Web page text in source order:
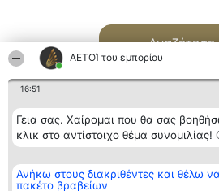
ΑΕΤΟΊ του εμπορίου
16:51
Γεια σας. Χαίρομαι που θα σας
κλικ στο αντίστοιχο θέμα συνομιλίας!
Ανήκω στους διακριθέντες και θέλω
πακέτο βραβείων
Αναζήτηση
Διοργανωτής της
κατάταξης
BEAUTIFUL COMPANY
Κατάταξη
Διακριθέντες